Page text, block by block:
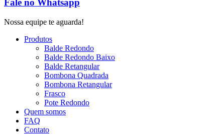
Fale no Whatsapp
Nossa equipe te aguarda!
Produtos
Balde Redondo
Balde Redondo Baixo
Balde Retangular
Bombona Quadrada
Bombona Retangular
Frasco
Pote Redondo
Quem somos
FAQ
Contato